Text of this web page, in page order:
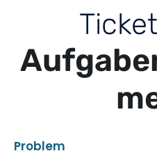
Ticket
Aufgabe
m
Problem